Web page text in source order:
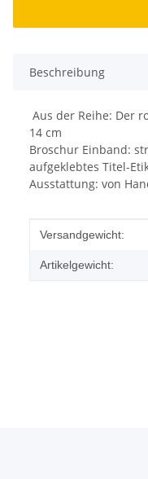
Beschreibung
Aus der Reihe: Der
14 cm
Broschur Einband:
aufgeklebtes Titel-
Ausstattung: von
Produkteigenschaft
Wert
Versandgewicht:
Artikelgewicht: